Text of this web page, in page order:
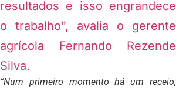
“Num primeiro momento há um receio,